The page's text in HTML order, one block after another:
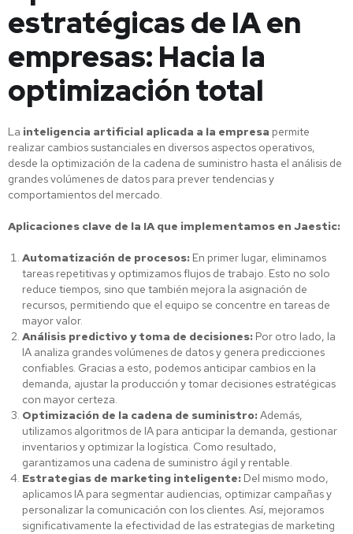
estratégicas de IA en
empresas: Hacia la
optimización total
La inteligencia artificial aplicada a la empresa permite
realizar cambios sustanciales en diversos aspectos operativos,
desde la optimización de la cadena de suministro hasta el análisis de
grandes volúmenes de datos para prever tendencias y
comportamientos del mercado.
Aplicaciones clave de la IA que implementamos en Jaestic:
Automatización de procesos: En primer lugar, eliminamos
tareas repetitivas y optimizamos flujos de trabajo. Esto no solo
reduce tiempos, sino que también mejora la asignación de
recursos, permitiendo que el equipo se concentre en tareas de
mayor valor.
Análisis predictivo y toma de decisiones: Por otro lado, la
IA analiza grandes volúmenes de datos y genera predicciones
confiables. Gracias a esto, podemos anticipar cambios en la
demanda, ajustar la producción y tomar decisiones estratégicas
con mayor certeza.
Optimización de la cadena de suministro:Además,
utilizamos algoritmos de IA para anticipar la demanda, gestionar
inventarios y optimizar la logística. Como resultado,
garantizamos una cadena de suministro ágil y rentable.
Estrategias de marketing inteligente: Del mismo modo,
aplicamos IA para segmentar audiencias, optimizar campañas y
personalizar la comunicación con los clientes. Así, mejoramos
significativamente la efectividad de las estrategias de marketing